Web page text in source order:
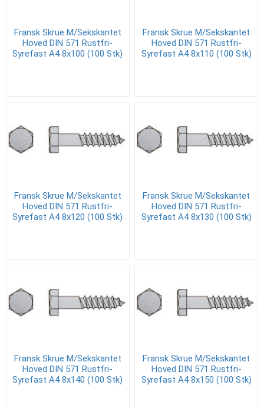
Fransk Skrue M/Sekskantet
Hoved DIN 571 Rustfri-
Syrefast A4 8x100 (100 Stk)
Fransk Skrue M/Sekskantet
Hoved DIN 571 Rustfri-
Syrefast A4 8x110 (100 Stk)
Fransk Skrue M/Sekskantet
Hoved DIN 571 Rustfri-
Syrefast A4 8x120 (100 Stk)
Fransk Skrue M/Sekskantet
Hoved DIN 571 Rustfri-
Syrefast A4 8x130 (100 Stk)
Fransk Skrue M/Sekskantet
Hoved DIN 571 Rustfri-
Syrefast A4 8x140 (100 Stk)
Fransk Skrue M/Sekskantet
Hoved DIN 571 Rustfri-
Syrefast A4 8x150 (100 Stk)